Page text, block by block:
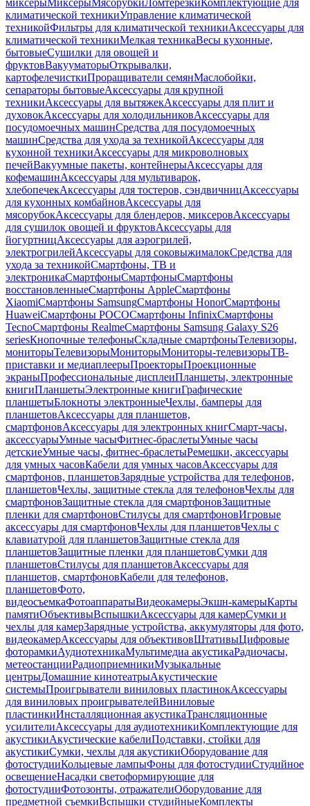
миксерыМиксерыМясорубкиЛомтерезкиКомплектующие для
климатической техникиУправление климатической
техникойФильтры для климатической техникиАксессуары для
климатической техникиМелкая техникаВесы кухонные,
бытовыеСушилки для овощей и
фруктовВакууматорыОткрывалки,
картофелечисткиПроращиватели семянМаслобойки,
сепараторы бытовыеАксессуары для крупной
техникиАксессуары для вытяжекАксессуары для плит и
духовокАксессуары для холодильниковАксессуары для
посудомоечных машинСредства для посудомоечных
машинСредства для ухода за техникойАксессуары для
кухонной техникиАксессуары для микроволновых
печейВакуумные пакеты, контейнерыАксессуары для
кофемашинАксессуары для мультиварок,
хлебопечекАксессуары для тостеров, сэндвичницАксессуары
для кухонных комбайновАксессуары для
мясорубокАксессуары для блендеров, миксеровАксессуары
для сушилок овощей и фруктовАксессуары для
йогуртницАксессуары для аэрогрилей,
электрогрилейАксессуары для соковыжималокСредства для
ухода за техникойСмартфоны, ТВ и
электроникаСмартфоныСмартфоныСмартфоны
восстановленныеСмартфоны AppleСмартфоны
XiaomiСмартфоны SamsungСмартфоны HonorСмартфоны
HuaweiСмартфоны POCOСмартфоны InfinixСмартфоны
TecnoСмартфоны RealmeСмартфоны Samsung Galaxy S26
seriesКнопочные телефоныСкладные смартфоныТелевизоры,
мониторыТелевизорыМониторыМониторы-телевизорыТВ-
приставки и медиаплеерыПроекторыПроекционные
экраныПрофессиональные дисплеиПланшеты, электронные
книгиПланшетыЭлектронные книгиГрафические
планшетыБлокноты электронныеЧехлы, бамперы для
планшетовАксессуары для планшетов,
смартфоновАксессуары для электронных книгСмарт-часы,
аксессуарыУмные часыФитнес-браслетыУмные часы
детскиеУмные часы, фитнес-браслетыРемешки, аксессуары
для умных часовКабели для умных часовАксессуары для
смартфонов, планшетовЗарядные устройства для телефонов,
планшетовЧехлы, защитные стекла для телефоновЧехлы для
смартфоновЗащитные стекла для смартфоновЗащитные
пленки для смартфоновСтилусы для смартфоновИгровые
аксессуары для смартфоновЧехлы для планшетовЧехлы с
клавиатурой для планшетовЗащитные стекла для
планшетовЗащитные пленки для планшетовСумки для
планшетовСтилусы для планшетовАксессуары для
планшетов, смартфоновКабели для телефонов,
планшетовФото,
видеосъемкаФотоаппаратыВидеокамерыЭкшн-камерыКарты
памятиОбъективыВспышкиАксессуары для камерСумки и
чехлы для камерЗарядные устройства, аккумуляторы для фото,
видеокамерАксессуары для объективовШтативыЦифровые
фоторамкиАудиотехникаМультимедиа акустикаРадиочасы,
метеостанцииРадиоприемникиМузыкальные
центрыДомашние кинотеатрыАкустические
системыПроигрыватели виниловых пластинокАксессуары
для виниловых проигрывателейВиниловые
пластинкиИнсталляционная акустикаТрансляционные
усилителиАксессуары для аудиотехникиКомплектующие для
акустикиАкустические кабелиПодставки, стойки для
акустикиСумки, чехлы для акустикиОборудование для
фотостудииКольцевые лампыФоны для фотостудииСтудийное
освещениеНасадки светоформирующие для
фотостудииФотозонты, отражателиОборудование для
предметной съемкиВспышки студийныеКомплекты